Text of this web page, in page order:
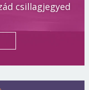
csillagjegyed